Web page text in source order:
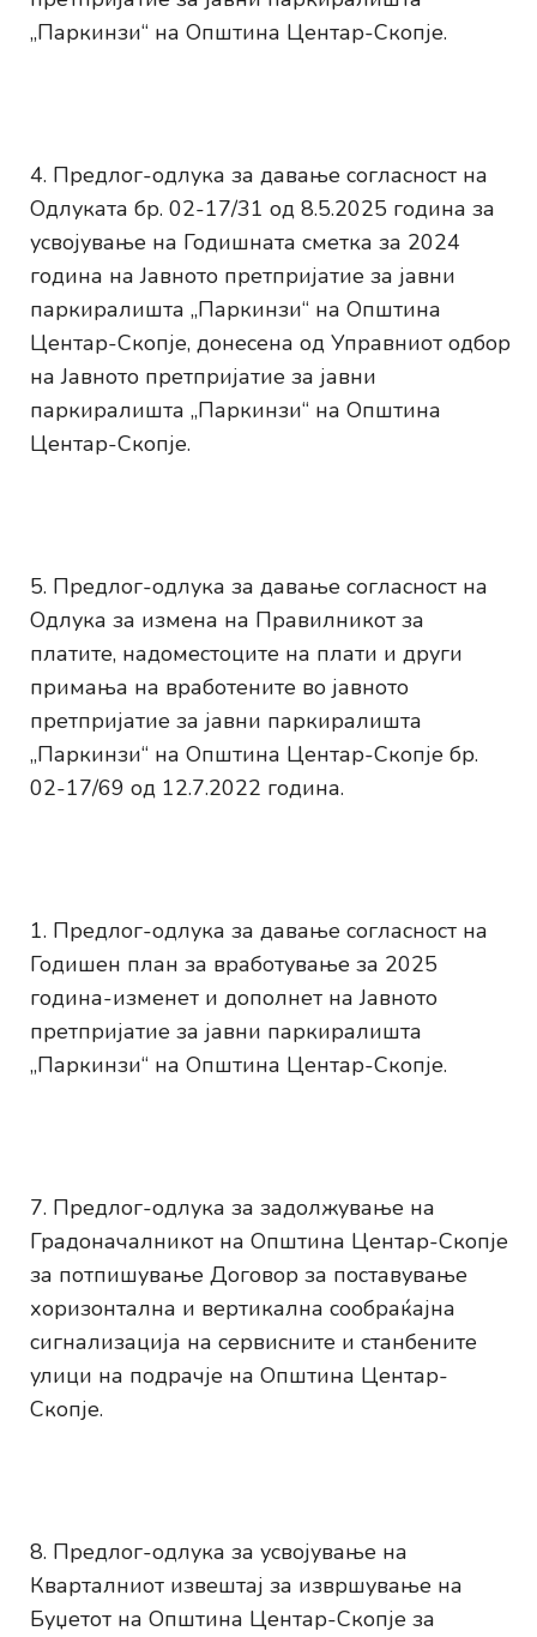
„Паркинзи“ на Општина Центар-Скопје.
Предлог-одлука за давање согласност на
Одлуката бр. 02-17/31 од 8.5.2025 година за
усвојување на Годишната сметка за 2024
година на Јавното претпријатие за јавни
паркиралишта „Паркинзи“ на Општина
Центар-Скопје, донесена од Управниот одбор
на Јавното претпријатие за јавни
паркиралишта „Паркинзи“ на Општина
Центар-Скопје.
Предлог-одлука за давање согласност на
Одлука за измена на Правилникот за
платите, надоместоците на плати и други
примања на вработените во јавното
претпријатие за јавни паркиралишта
„Паркинзи“ на Општина Центар-Скопје бр.
02-17/69 од 12.7.2022 година.
Предлог-одлука за давање согласност на
Годишен план за вработување за 2025
година-изменет и дополнет на Јавното
претпријатие за јавни паркиралишта
„Паркинзи“ на Општина Центар-Скопје.
Предлог-одлука за задолжување на
Градоначалникот на Општина Центар-Скопје
за потпишување Договор за поставување
хоризонтална и вертикална сообраќајна
сигнализација на сервисните и станбените
улици на подрачје на Општина Центар-
Скопје.
Предлог-одлука за усвојување на
Кварталниот извештај за извршување на
Буџетот на Општина Центар-Скопје за